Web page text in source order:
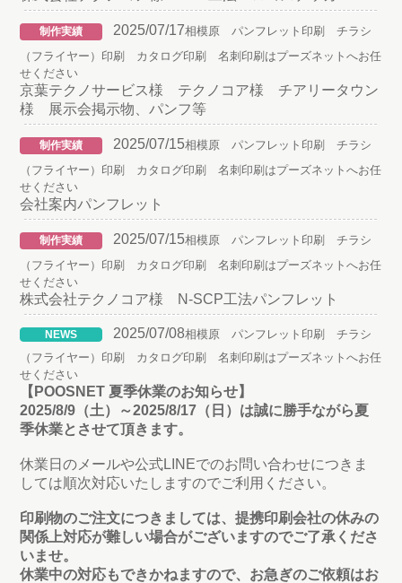
制作実績 2025/07/17相模原 パンフレット印刷 チラシ
（フライヤー）印刷 カタログ印刷 名刺印刷はプーズネットへお任
せください
京葉テクノサービス様 テクノコア様 チアリータウン
様 展示会掲示物、パンフ等
制作実績 2025/07/15相模原 パンフレット印刷 チラシ
（フライヤー）印刷 カタログ印刷 名刺印刷はプーズネットへお任
せください
会社案内パンフレット
制作実績 2025/07/15相模原 パンフレット印刷 チラシ
（フライヤー）印刷 カタログ印刷 名刺印刷はプーズネットへお任
せください
株式会社テクノコア様 N-SCP工法パンフレット
NEWS 2025/07/08相模原 パンフレット印刷 チラシ
（フライヤー）印刷 カタログ印刷 名刺印刷はプーズネットへお任
せください
【POOSNET 夏季休業のお知らせ】
2025/8/9（土）～2025/8/17（日）は誠に勝手ながら夏
季休業とさせて頂きます。
休業日のメールや公式LINEでのお問い合わせにつきま
しては順次対応いたしますのでご利用ください。
印刷物のご注文につきましては、提携印刷会社の休みの
関係上対応が難しい場合がございますのでご了承くださ
いませ。
休業中の対応もできかねますので、お急ぎのご依頼はお